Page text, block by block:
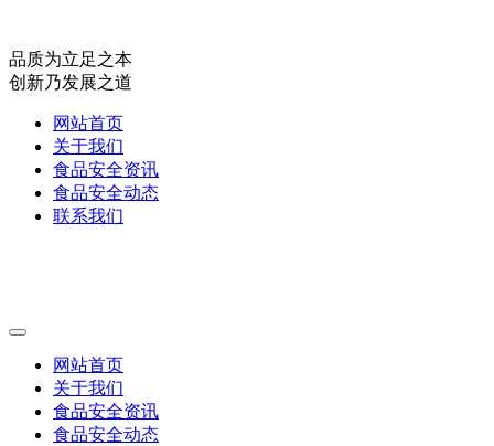
品质为立足之本
创新乃发展之道
网站首页
关于我们
食品安全资讯
食品安全动态
联系我们
网站首页
关于我们
食品安全资讯
食品安全动态